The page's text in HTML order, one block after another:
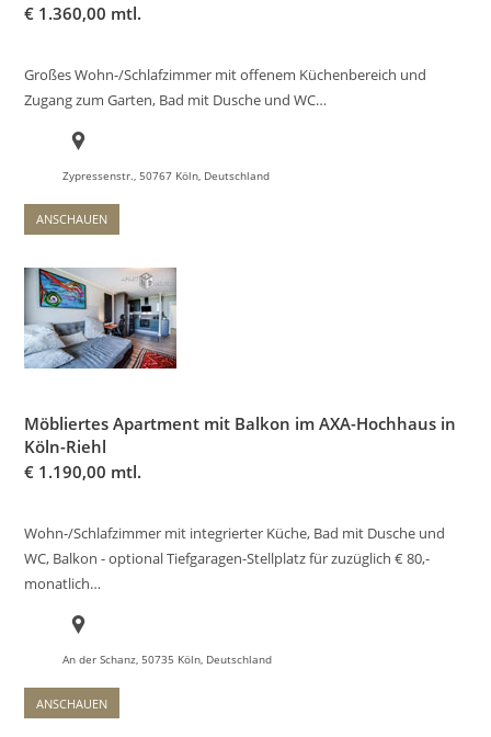
€ 1.360,00 mtl.
Großes Wohn-/Schlafzimmer mit offenem Küchenbereich und
Zugang zum Garten, Bad mit Dusche und WC…
Zypressenstr., 50767 Köln, Deutschland
ANSCHAUEN
Möbliertes Apartment mit Balkon im AXA-Hochhaus in
Köln-Riehl
€ 1.190,00 mtl.
Wohn-/Schlafzimmer mit integrierter Küche, Bad mit Dusche und
WC, Balkon - optional Tiefgaragen-Stellplatz für zuzüglich € 80,-
monatlich…
An der Schanz, 50735 Köln, Deutschland
ANSCHAUEN